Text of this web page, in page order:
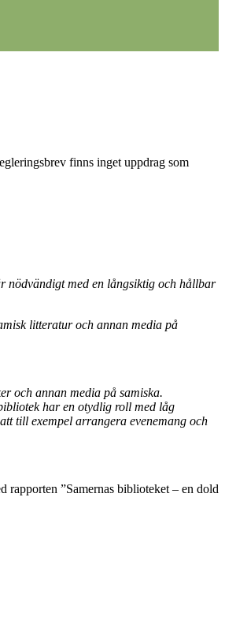
finns inget uppdrag som
nödvändigt med en långsiktig och hållbar
litteratur och annan media på
och annan media på samiska.
har en otydlig roll med låg
till exempel arrangera evenemang och
rapporten ”Samernas biblioteket – en dold